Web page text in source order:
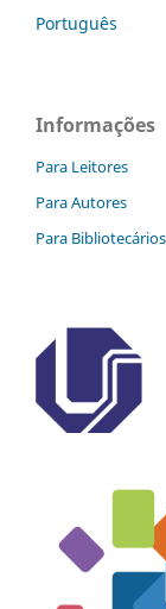
Português
Informações
Para Leitores
Para Autores
Para Bibliotecários